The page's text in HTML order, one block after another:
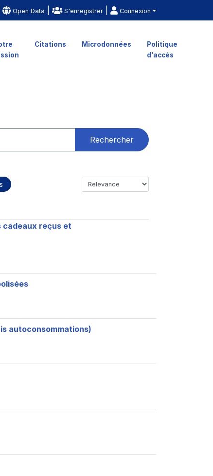
| Open Data | S'enregistrer | Connexion
Citations Microdonnées
Politique
d'accès
Rechercher
cadeaux reçus et
autoconsommations)